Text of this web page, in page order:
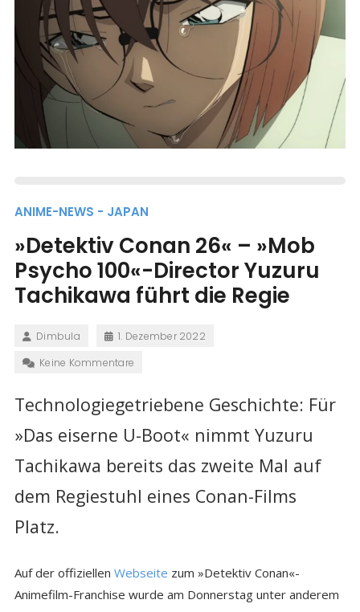
ANIME-NEWS - JAPAN
»Detektiv Conan 26« – »Mob
Psycho 100«-Director Yuzuru
Tachikawa führt die Regie
Dimbula
1. Dezember 2022
Keine Kommentare
Technologiegetriebene Geschichte: Für
»Das eiserne U-Boot« nimmt Yuzuru
Tachikawa bereits das zweite Mal auf
dem Regiestuhl eines Conan-Films
Platz.
Auf der offiziellen Webseite zum »Detektiv Conan«-
Animefilm-Franchise wurde am Donnerstag unter anderem